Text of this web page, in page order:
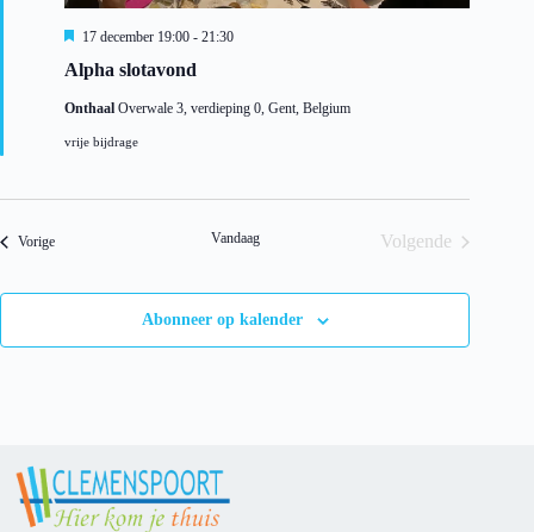
Alpha slotavond
U
t
e
i
17 december 19:00 - 21:30
Onthaal Overwale 3, verdieping 0, Gent, Belgium
vrije bijdrage
VorigeEvenementen Vandaag
Volgende
Abonneer op kalender